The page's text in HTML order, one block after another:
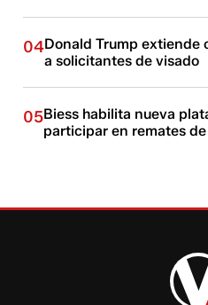
04Donald Trump extiende
a solicitantes de visado
05Biess habilita nueva
participar en remates